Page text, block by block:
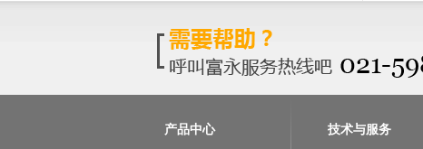
产品中心 技术与服务